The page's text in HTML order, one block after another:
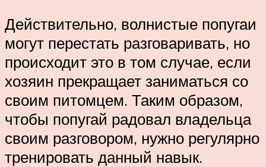
Действительно, волнистые попугаи
могут перестать разговаривать, но
происходит это в том случае, если
хозяин прекращает заниматься со
своим питомцем. Таким образом,
чтобы попугай радовал владельца
своим разговором, нужно регулярно
тренировать данный навык.